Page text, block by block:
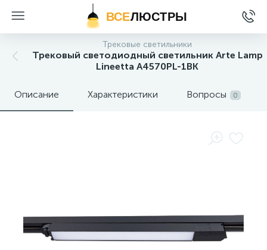
ВСЕЛЮСТРЫ
Трековые светильники
Трековый светодиодный светильник Arte Lamp
Lineetta A4570PL-1BK
Описание Характеристики Вопросы 0